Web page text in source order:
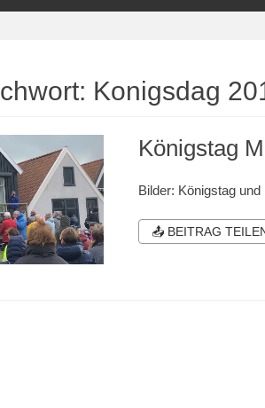
Konigsdag
Königstag
Bilder: Königstag
📤 BEITRAG